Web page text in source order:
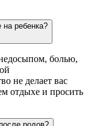
ребенка?
болью,
не делает вас
отдыхе и просить